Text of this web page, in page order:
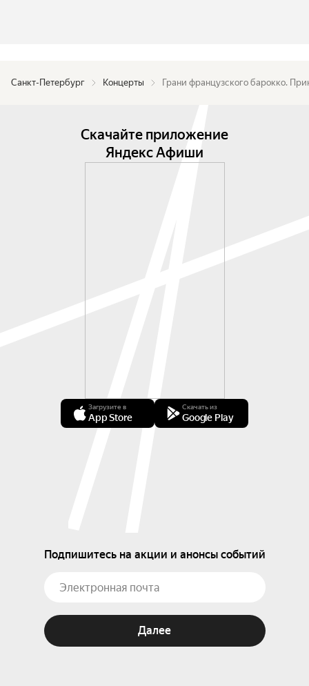
Санкт-Петербург Концерты Грани французского барокко.
Скачайте приложение
Яндекс Афиши
Загрузите в
App Store
Скачать из
Google Play
Подпишитесь на акции и анонсы событий
Далее